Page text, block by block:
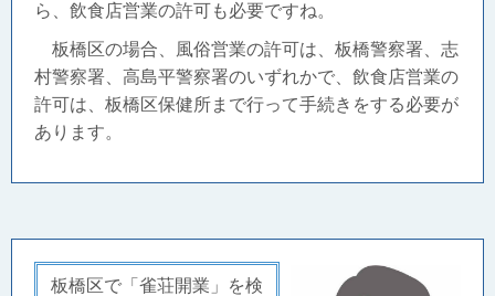
ら、飲食店営業の許可も必要ですね。
板橋区の場合、風俗営業の許可は、 板橋警察署、志
村警察署、高島平警察署のいずれかで、飲食店営業の
許可は、板橋区保健所まで行って手続きをする必要が
あります。
板橋区で「雀荘開業」を検